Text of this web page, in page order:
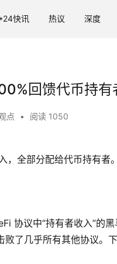
快讯 热议 深度
回馈代币持有
点 • 阅读 1050
全部分配给代币持有者。
协议中“持有者收入”的
败了几乎所有其他协议。